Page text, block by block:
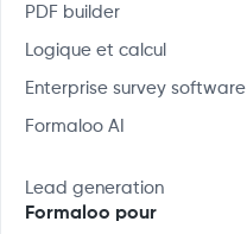
PDF builder
Logique et calcul
Enterprise survey software
Formaloo AI
Lead generation
Formaloo pour